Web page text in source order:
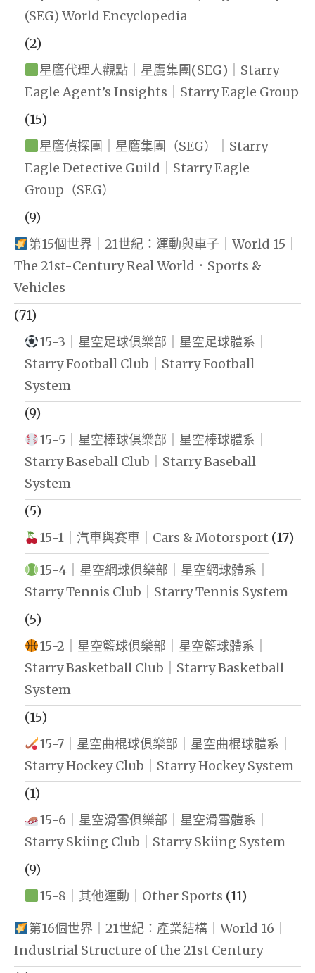
(SEG) World Encyclopedia
(2)
星鷹代理人觀點｜星鷹集團(SEG)｜Starry
Eagle Agent’s Insights｜Starry Eagle Group
(15)
星鷹偵探團｜星鷹集團（SEG）｜Starry
Eagle Detective Guild｜Starry Eagle
Group（SEG）
(9)
第15個世界｜21世紀：運動與車子｜World 15｜
The 21st-Century Real World．Sports &
Vehicles
(71)
15-3｜星空足球俱樂部｜星空足球體系｜
Starry Football Club｜Starry Football
System
(9)
15-5｜星空棒球俱樂部｜星空棒球體系｜
Starry Baseball Club｜Starry Baseball
System
(5)
15-1｜汽車與賽車｜Cars & Motorsport (17)
15-4｜星空網球俱樂部｜星空網球體系｜
Starry Tennis Club｜Starry Tennis System
(5)
15-2｜星空籃球俱樂部｜星空籃球體系｜
Starry Basketball Club｜Starry Basketball
System
(15)
15-7｜星空曲棍球俱樂部｜星空曲棍球體系｜
Starry Hockey Club｜Starry Hockey System
(1)
15-6｜星空滑雪俱樂部｜星空滑雪體系｜
Starry Skiing Club｜Starry Skiing System
(9)
15-8｜其他運動｜Other Sports (11)
第16個世界｜21世紀：產業結構｜World 16｜
Industrial Structure of the 21st Century